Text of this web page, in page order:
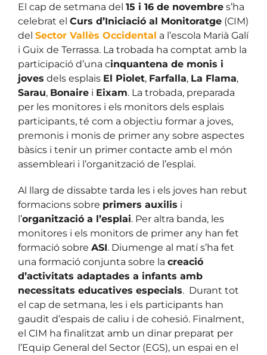
El cap de setmana del 15 i 16 de novembres’ha
celebrat el Curs d’Iniciació al Monitoratge(CIM)
del Sector Vallès Occidental a l’escola Marià Galí
i Guix de Terrassa. La trobada ha comptat amb la
participació d’una cinquantena de monis i
joves dels esplais El Piolet, Farfalla, La Flama,
Sarau, Bonairei Eixam. La trobada, preparada
per les monitores i els monitors dels esplais
participants, té com a objectiu formar a joves,
premonis i monis de primer any sobre aspectes
bàsics i tenir un primer contacte amb el món
assembleari i l’organització de l’esplai.
Al llarg de dissabte tarda les i els joves han rebut
formacions sobre primers auxilis i
l’organització a l’esplai. Per altra banda, les
monitores i els monitors de primer any han fet
formació sobre ASI. Diumenge al matí s’ha fet
una formació conjunta sobre la creació
d’activitats adaptades a infants amb
necessitats educatives especials. Durant tot
el cap de setmana, les i els participants han
gaudit d’espais de caliu i de cohesió. Finalment,
el CIM ha finalitzat amb un dinar preparat per
l’Equip General del Sector (EGS), un espai en el